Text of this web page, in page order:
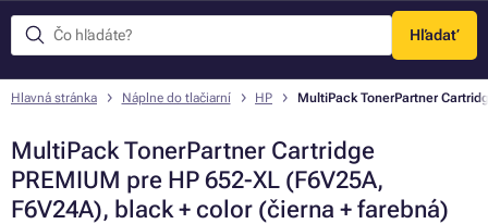
Hľadať
Menu
Hlavná stránka Náplne do tlačiarní HP MultiPack TonerPartner
MultiPack TonerPartner Cartridge
PREMIUM pre HP 652-XL (F6V25A,
F6V24A), black + color (čierna + farebná)